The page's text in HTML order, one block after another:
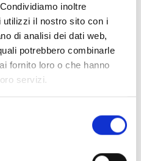
inoltre
utilizzi il nostro sito con i
di analisi dei dati web,
potrebbero combinarle
fornito loro o che hanno
servizi.
OHPT